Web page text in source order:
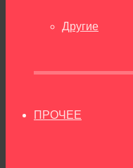
Другие
ПРОЧЕЕ